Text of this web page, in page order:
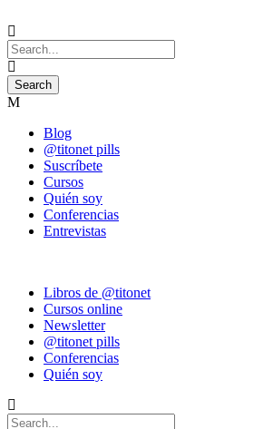
Blog
@titonet pills
Suscríbete
Cursos
Quién soy
Conferencias
Entrevistas
Libros de @titonet
Cursos online
Newsletter
@titonet pills
Conferencias
Quién soy